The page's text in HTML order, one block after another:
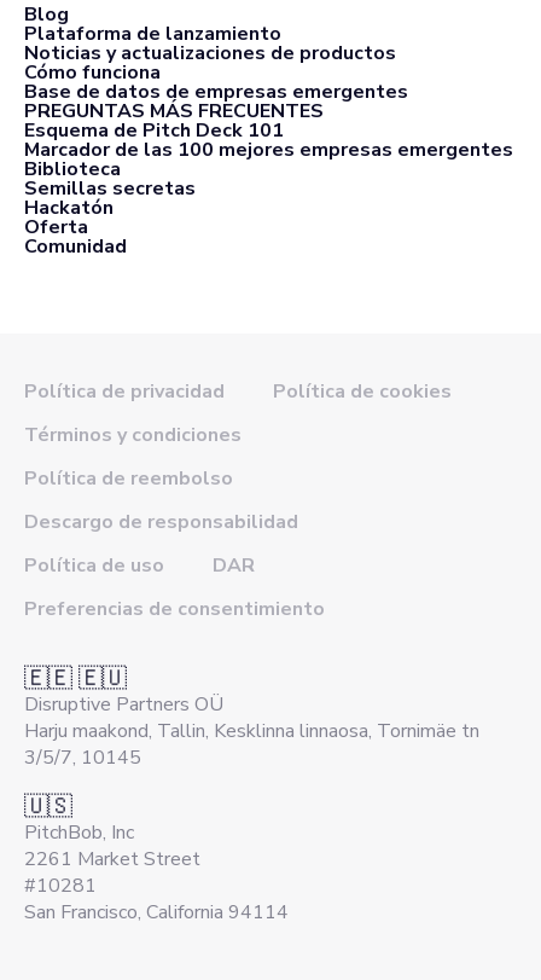
Blog
Plataforma de lanzamiento
Noticias y actualizaciones de productos
Cómo funciona
Base de datos de empresas emergentes
PREGUNTAS MÁS FRECUENTES
Esquema de Pitch Deck 101
Marcador de las 100 mejores empresas emergentes
Biblioteca
Semillas secretas
Hackatón
Oferta
Comunidad
Política de privacidad
Política de cookies
Términos y condiciones
Política de reembolso
Descargo de responsabilidad
Política de uso
DAR
Preferencias de consentimiento
🇪🇪 🇪🇺
Disruptive Partners OÜ
Harju maakond, Tallin, Kesklinna linnaosa, Tornimäe tn
3/5/7, 10145
🇺🇸
PitchBob, Inc
2261 Market Street
#10281
San Francisco, California 94114